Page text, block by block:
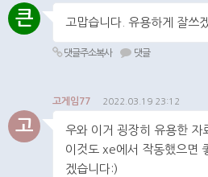
큰 고맙습니다. 유용하게 잘쓰
댓글주소복사 댓글
고
고게임77 2022.03.19 23:12
우와 이거 굉장히 유용한
이것도 xe에서 작동했으면
겠습니다:)